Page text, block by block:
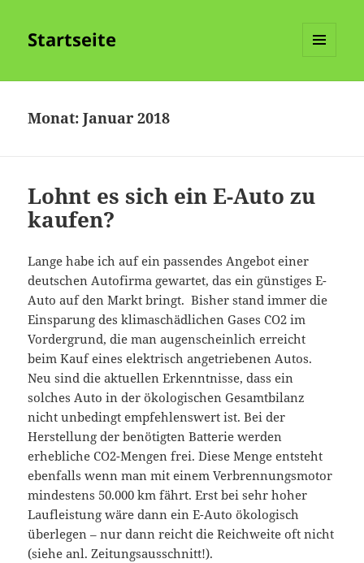
Startseite
Monat:Januar 2018
Lohnt es sich ein E-Auto zu
kaufen?
Lange habe ich auf ein passendes Angebot einer
deutschen Autofirma gewartet, das ein günstiges E-
Auto auf den Markt bringt. Bisher stand immer die
Einsparung des klimaschädlichen Gases CO2 im
Vordergrund, die man augenscheinlich erreicht
beim Kauf eines elektrisch angetriebenen Autos.
Neu sind die aktuellen Erkenntnisse, dass ein
solches Auto in der ökologischen Gesamtbilanz
nicht unbedingt empfehlenswert ist. Bei der
Herstellung der benötigten Batterie werden
erhebliche CO2-Mengen frei. Diese Menge entsteht
ebenfalls wenn man mit einem Verbrennungsmotor
mindestens 50.000 km fährt. Erst bei sehr hoher
Laufleistung wäre dann ein E-Auto ökologisch
überlegen – nur dann reicht die Reichweite oft nicht
(siehe anl. Zeitungsausschnitt!).